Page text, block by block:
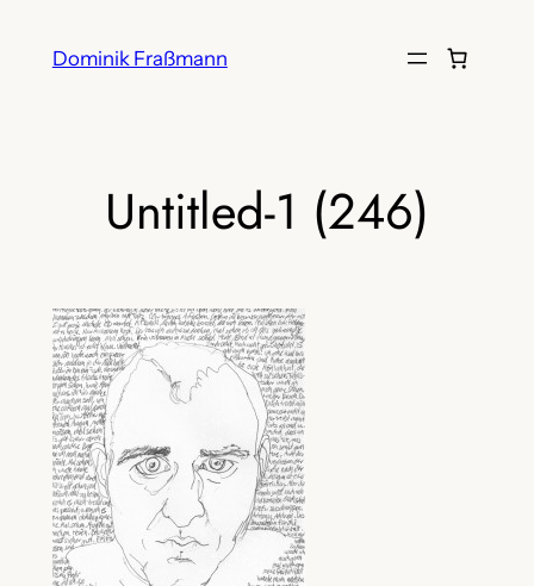
InhaltDominik Fraßmann
Untitled-1 (246)